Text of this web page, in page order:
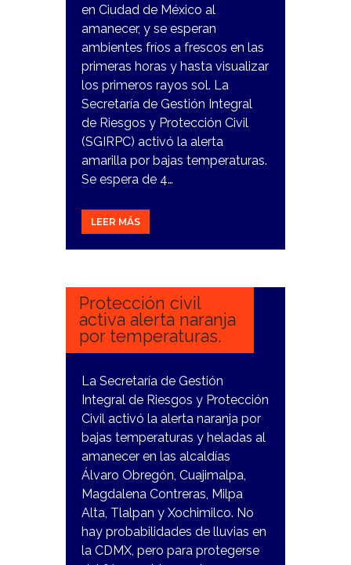
en Ciudad de México al
amanecer, y se esperan
ambientes fríos a frescos en las
primeras horas y hasta visualizar
los primeros rayos sol. La
Secretaría de Gestión Integral
de Riesgos y Protección Civil
(SGIRPC) activó la alerta
amarilla por bajas temperaturas.
Se espera de 4…
LEER MÁS
29
Protección civil
activa alerta naranja
por temperaturas.
La Secretaría de Gestión
Integral de Riesgos y Protección
Civil activó la alerta naranja por
bajas temperaturas y heladas al
amanecer en las alcaldías
Álvaro Obregón, Cuajimalpa,
Magdalena Contreras, Milpa
Alta, Tlalpan y Xochimilco. No
hay probabilidades de lluvias en
la CDMX, pero para protegerse